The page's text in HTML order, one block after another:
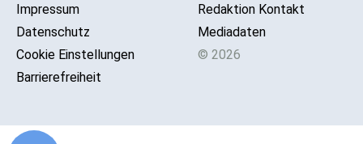
Impressum
Datenschutz
Cookie Einstellungen
Barrierefreiheit
Redaktion Kontakt
Mediadaten
© 2026